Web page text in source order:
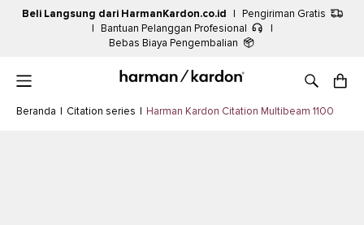
Beli Langsung dari HarmanKardon.co.id |
Pengiriman Gratis
|
Bantuan Pelanggan Profesional
|
Bebas Biaya Pengembalian
Beranda | Citation series | Harman Kardon Citation Multibeam 1100